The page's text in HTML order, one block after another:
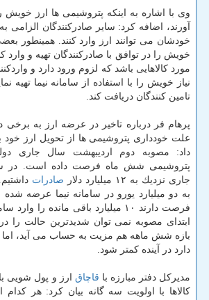
وی با اشاره به اینكه پتروشیمی ها ارز خویش
آورند، اضافه كرد: سایر صادركنندگان الزامی
خودشان می توانند ارز وارد كنند. همینطور
خویش را در توافق با صادركنندگان تهیه و وارد
مورد كالاهایی باشد كه لزوم ورود دارد و
نیاز خویش را با استفاده از سامانه نیما تهیه
تامین كنندگان دریافت كند.
پرهام فر درباره تاخیر در عرضه ارز به برخی
علت خودداری پتروشیمی ها از تحویل ارز خود
داد: مصوبه دوم اردیبهشت سال جاری
پتروشیمی شش ماه فرصت داده است. در
جاری نزدیك به ۱۲ میلیارد دلار
صادرات
به دو میلیارد یورو در سامانه نیما عرضه
فرصت دارند ۱۰ میلیارد باقی مانده را
ابتدای مصوبه نمی توان شدیدترین حالت را
بازه شش ماهه هم مزیت به حساب می آید، اما
دارد در آینده كمتر شود.
مدیركل دفتر مبارزه با قاچاق ارز و پول شویی
كالاها با اولویت سه گانه بیان كرد: هر